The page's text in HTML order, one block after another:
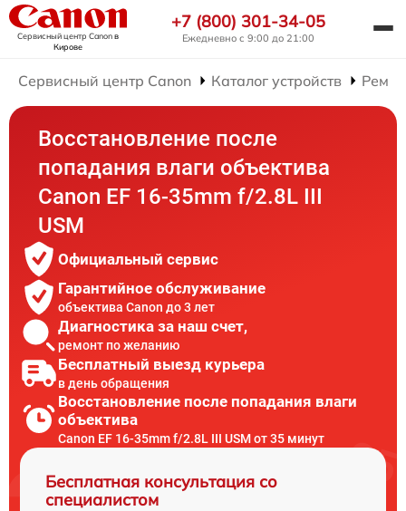
Сервисный центр Canonв
Кирове
+7 (800) 301-34-05
Ежедневно с 9:00 до 21:00
Сервисный центр Canon Каталог устройств
Восстановление после
попадания влаги объектива
Canon EF 16-35mm f/2.8L III
USM
Официальный сервис
Гарантийное обслуживание
объектива Canon до 3 лет
Диагностика за наш счет,
ремонт по желанию
Бесплатный выезд курьера
в день обращения
Восстановление после попадания влаги
объектива
Canon EF 16-35mm f/2.8L III USM от 35 минут
Бесплатная консультация со
специалистом